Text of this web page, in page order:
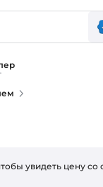
увидеть цену со